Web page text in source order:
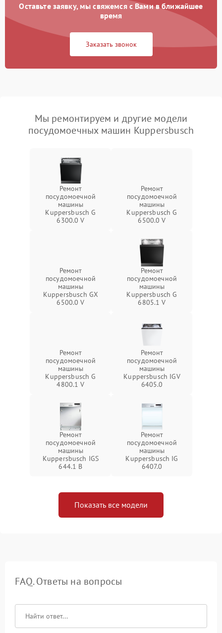
Оставьте заявку, мы свяжемся с Вами в ближайшее
время
Заказать звонок
Мы ремонтируем и другие модели
посудомоечных машин Kuppersbusch
Ремонт
посудомоечной
машины
Kuppersbusch G
6300.0 V
Ремонт
посудомоечной
машины
Kuppersbusch G
6500.0 V
Ремонт
посудомоечной
машины
Kuppersbusch GX
6500.0 V
Ремонт
посудомоечной
машины
Kuppersbusch G
6805.1 V
Ремонт
посудомоечной
машины
Kuppersbusch G
4800.1 V
Ремонт
посудомоечной
машины
Kuppersbusch IGV
6405.0
Ремонт
посудомоечной
машины
Kuppersbusch IGS
644.1 B
Ремонт
посудомоечной
машины
Kuppersbusch IG
6407.0
Показать все модели
FAQ. Ответы на вопросы